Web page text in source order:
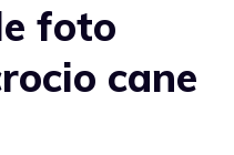
foto
cane